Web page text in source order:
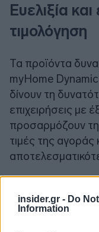
insider.gr - Do
Information
Ευελιξία
τιμολόγηση
Τα προϊόντα
myHome
δίνουν τη
επιχειρήσεις με
προσαρμόζουν
τιμές της αγοράς